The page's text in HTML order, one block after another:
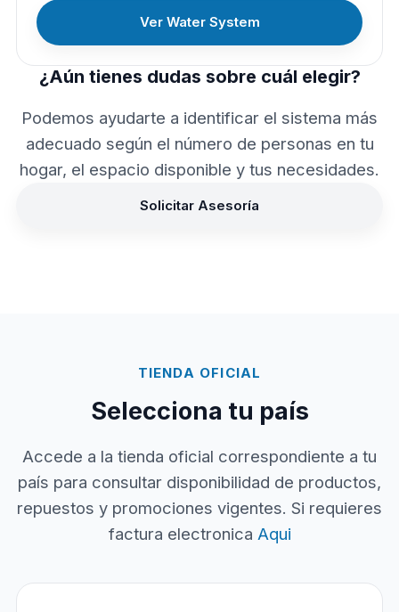
Ver Water System
¿Aún tienes dudas sobre cuál elegir?
Podemos ayudarte a identificar el sistema más
adecuado según el número de personas en tu
hogar, el espacio disponible y tus necesidades.
Solicitar Asesoría
TIENDA OFICIAL
Selecciona tu país
Accede a la tienda oficial correspondiente a tu
país para consultar disponibilidad de productos,
repuestos y promociones vigentes. Si requieres
factura electronica Aqui